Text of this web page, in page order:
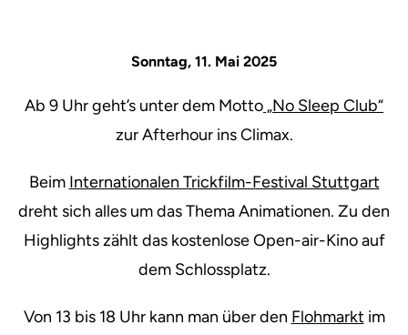
Sonntag, 11. Mai 2025
Ab 9 Uhr geht’s unter dem Motto „No Sleep Club“
zur Afterhour ins Climax.
Beim Internationalen Trickfilm-Festival Stuttgart
dreht sich alles um das Thema Animationen. Zu den
Highlights zählt das kostenlose Open-air-Kino auf
dem Schlossplatz.
Von 13 bis 18 Uhr kann man über den Flohmarkt im